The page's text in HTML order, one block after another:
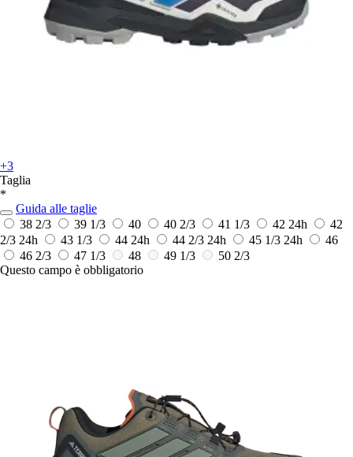
+3
Taglia
*
Guida alle taglie
38 2/3
39 1/3 40 40 2/3 41 1/3 42 24h
42
2/3 24h 43 1/3 44 24h 44 2/3 24h 45 1/3 24h
46
46 2/3
47 1/3 48 49 1/3
50 2/3
Questo campo è obbligatorio